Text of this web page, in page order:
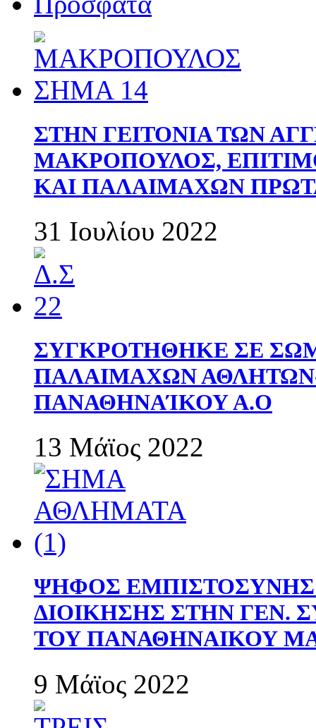
ΣΤΗΝ ΓΕΙΤΟΝΙΑ ΤΩΝ
ΜΑΚΡΟΠΟΥΛΟΣ,
ΚΑΙ ΠΑΛΑΙΜΑΧΩΝ
31 Ιουλίου 2022
ΣΥΓΚΡΟΤΗΘΗΚΕ ΣΕ
ΠΑΛΑΙΜΑΧΩΝ
ΠΑΝΑΘΗΝΑΊΚΟΥ Α.Ο
13 Μάϊος 2022
ΨΗΦΟΣ
ΔΙΟΙΚΗΣΗΣ ΣΤΗΝ ΓΕΝ.
ΤΟΥ ΠΑΝΑΘΗΝΑΙΚΟΥ
9 Μάϊος 2022